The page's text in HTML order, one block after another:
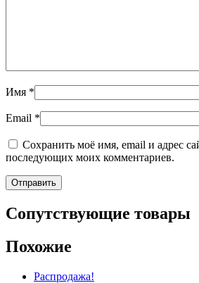
Имя *
Email *
Сохранить моё имя, email и адрес
последующих моих комментариев.
Сопутствующие товары
Похожие
Распродажа!